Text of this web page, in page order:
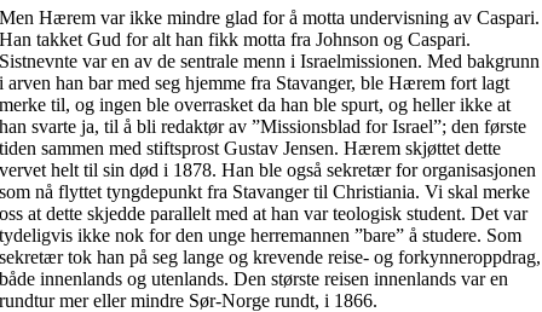
Men Hærem var ikke mindre glad for å motta undervisning av Caspari.
Han takket Gud for alt han fikk motta fra Johnson og Caspari.
Sistnevnte var en av de sentrale menn i Israelmissionen. Med bakgrunn
i arven han bar med seg hjemme fra Stavanger, ble Hærem fort lagt
merke til, og ingen ble overrasket da han ble spurt, og heller ikke at
han svarte ja, til å bli redaktør av ”Missionsblad for Israel”; den første
tiden sammen med stiftsprost Gustav Jensen. Hærem skjøttet dette
vervet helt til sin død i 1878. Han ble også sekretær for organisasjonen
som nå flyttet tyngdepunkt fra Stavanger til Christiania. Vi skal merke
oss at dette skjedde parallelt med at han var teologisk student. Det var
tydeligvis ikke nok for den unge herremannen ”bare” å studere. Som
sekretær tok han på seg lange og krevende reise- og forkynneroppdrag,
både innenlands og utenlands. Den største reisen innenlands var en
rundtur mer eller mindre Sør-Norge rundt, i 1866.